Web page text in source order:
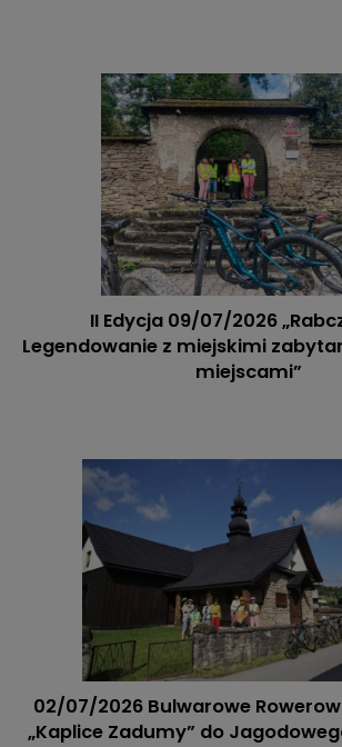
II Edycja 09/07/2026
Legendowanie z miejskimi
miejscami”
02/07/2026 Bulwarowe
„Kaplice Zadumy” do